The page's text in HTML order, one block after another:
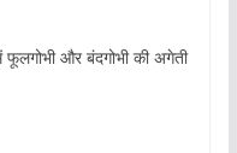
फूलगोभी और बंदगोभी की अगेती